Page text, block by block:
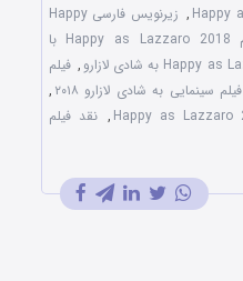
,
زیرنویس فارسی Happy
فیلم Happy as Lazzaro 2018 با
, فیلم
فیلم سینمایی به شادی لازارو ۲۰۱۸
,
, نقد فیلم